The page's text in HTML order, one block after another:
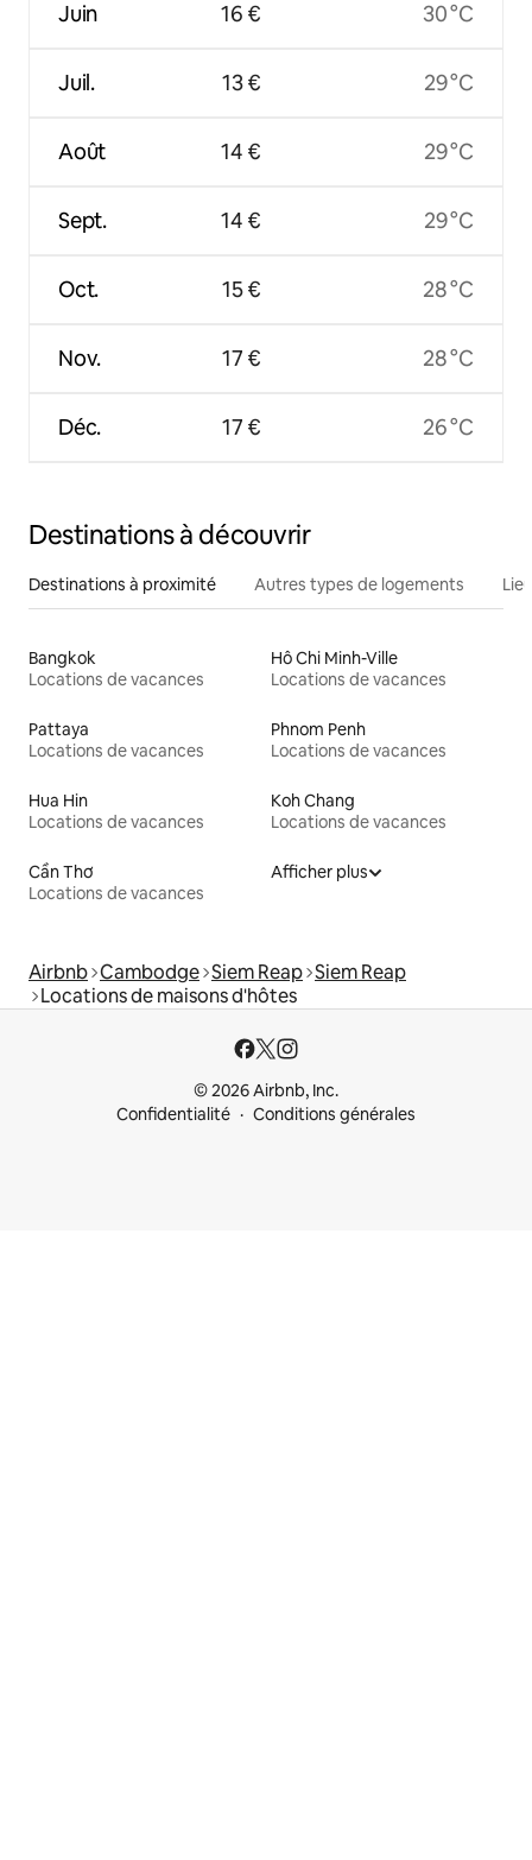
Juin
Juil.
Août
Sept.
Oct.
Nov.
Déc.
16 €
13 €
14 €
14 €
15 €
17 €
17 €
30 °C
29 °C
29 °C
29 °C
28 °C
28 °C
26 °C
Destinations à découvrir
Destinations à proximité Autres types de logements
Bangkok
Locations de vacances
Hô Chi Minh-Ville
Locations de vacances
Pattaya
Locations de vacances
Phnom Penh
Locations de vacances
Hua Hin
Locations de vacances
Koh Chang
Locations de vacances
Cần Thơ
Locations de vacances
Afficher plus
Airbnb Cambodge Siem Reap Siem Reap
Locations de maisons d'hôtes
© 2026 Airbnb, Inc.
Confidentialité
Conditions générales